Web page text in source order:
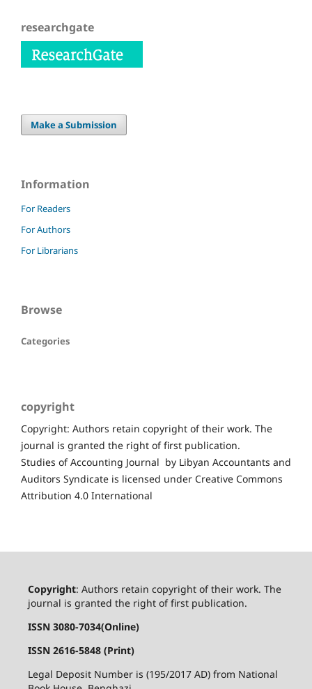
researchgate
Make a Submission
Information
For Readers
For Authors
For Librarians
Browse
Categories
copyright
Copyright: Authors retain copyright of their work. The
journal is granted the right of first publication.
Studies of Accounting Journal by Libyan Accountants and
Auditors Syndicate is licensed under Creative Commons
Attribution 4.0 International
Copyright: Authors retain copyright of their work. The
journal is granted the right of first publication.
ISSN 3080-7034(Online)
ISSN 2616-5848 (Print)
Legal Deposit Number is (195/2017 AD) from National